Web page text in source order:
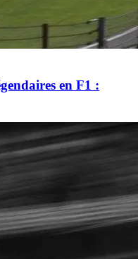
en F1 :